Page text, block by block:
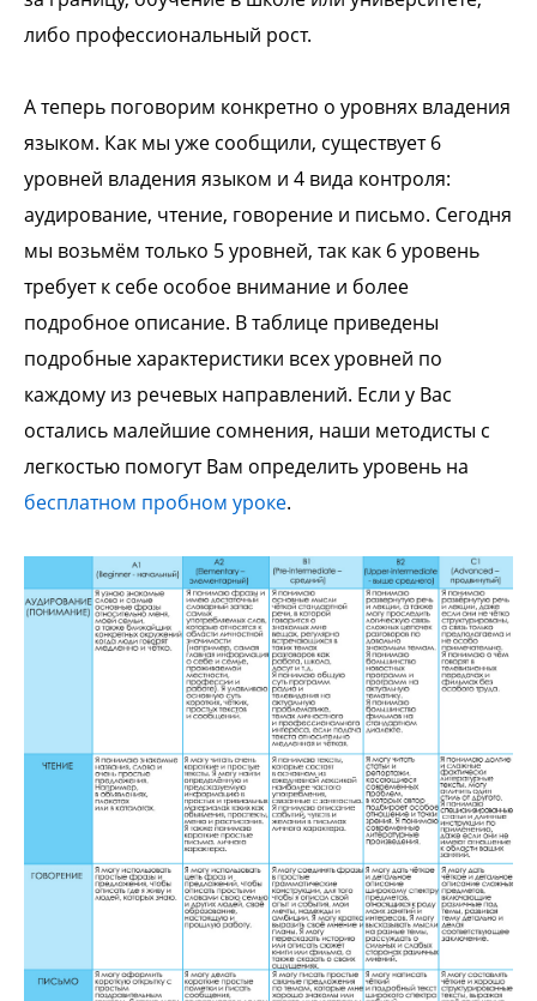
либо профессиональный рост.
А теперь поговорим конкретно о уровнях владения
языком. Как мы уже сообщили, существует 6
уровней владения языком и 4 вида контроля:
аудирование, чтение, говорение и письмо. Сегодня
мы возьмём только 5 уровней, так как 6 уровень
требует к себе особое внимание и более
подробное описание. В таблице приведены
подробные характеристики всех уровней по
каждому из речевых направлений. Если у Вас
остались малейшие сомнения, наши методисты с
легкостью помогут Вам определить уровень на
бесплатном пробном уроке.